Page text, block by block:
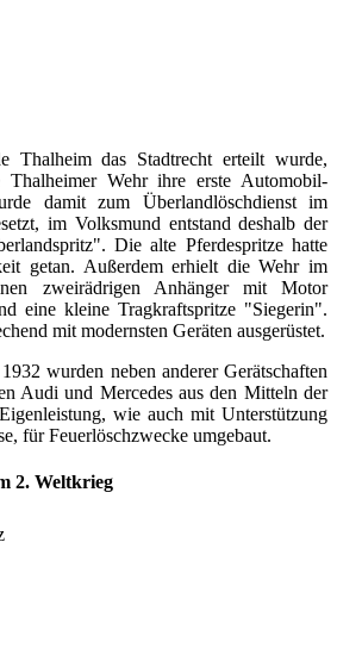
Thalheim das Stadtrecht erteilt wurde,
Wehr ihre erste Automobil-
damit zum Überlandlöschdienst im
im Volksmund entstand deshalb der
Die alte Pferdespritze hatte
getan. Außerdem erhielt die Wehr im
zweirädrigen Anhänger mit Motor
eine kleine Tragkraftspritze "Siegerin".
mit modernsten Geräten ausgerüstet.
wurden neben anderer Gerätschaften
Audi und Mercedes aus den Mitteln der
wie auch mit Unterstützung
für Feuerlöschzwecke umgebaut.
2. Weltkrieg